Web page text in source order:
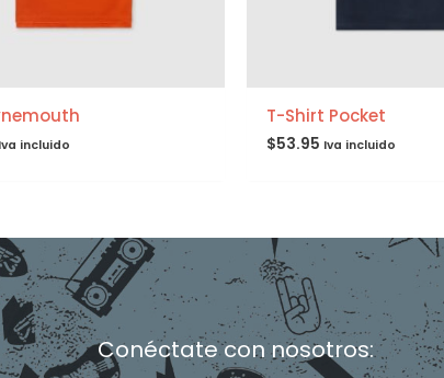
Iva incluido
T-Shirt Pocket
$53.95 Iva incluido
Conéctate con nosotros: